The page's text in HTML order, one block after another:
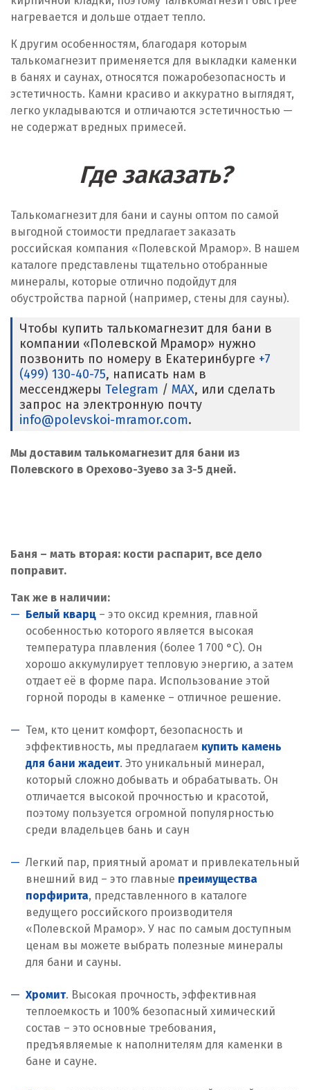
нагревается и дольше отдает тепло.
К другим особенностям, благодаря которым
талькомагнезит применяется для выкладки каменки
в банях и саунах, относятся пожаробезопасность и
эстетичность. Камни красиво и аккуратно выглядят,
легко укладываются и отличаются эстетичностью —
не содержат вредных примесей.
Где заказать?
Талькомагнезит для бани и сауны оптом по самой
выгодной стоимости предлагает заказать
российская компания «Полевской Мрамор». В нашем
каталоге представлены тщательно отобранные
минералы, которые отлично подойдут для
обустройства парной (например, стены для сауны).
Чтобы купить талькомагнезит для бани в
компании «Полевской Мрамор» нужно
позвонить по номеру в Екатеринбурге +7
(499) 130-40-75, написать нам в
мессенджеры Telegram / MAX, или сделать
запрос на электронную почту
info@polevskoi-mramor.com.
Мы доставим талькомагнезит для бани из
Полевского в Орехово-Зуево за 3-5 дней.
Баня – мать вторая: кости распарит, все дело
поправит.
Так же в наличии:
Белый кварц – это оксид кремния, главной
особенностью которого является высокая
температура плавления (более 1 700 °C). Он
хорошо аккумулирует тепловую энергию, а затем
отдает её в форме пара. Использование этой
горной породы в каменке – отличное решение.
Тем, кто ценит комфорт, безопасность и
эффективность, мы предлагаем купить камень
для бани жадеит. Это уникальный минерал,
который сложно добывать и обрабатывать. Он
отличается высокой прочностью и красотой,
поэтому пользуется огромной популярностью
среди владельцев бань и саун
Легкий пар, приятный аромат и привлекательный
внешний вид – это главные преимущества
порфирита, представленного в каталоге
ведущего российского производителя
«Полевской Мрамор». У нас по самым доступным
ценам вы можете выбрать полезные минералы
для бани и сауны.
Хромит. Высокая прочность, эффективная
теплоемкость и 100% безопасный химический
состав – это основные требования,
предъявляемые к наполнителям для каменки в
бане и сауне.